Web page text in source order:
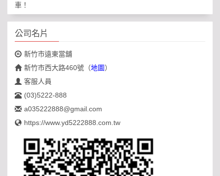
車！
公司名片
新竹市遠東當舖
新竹市西大路460號 （地圖）
客服人員
(03)5222-888
a035222888@gmail.com
https://www.yd5222888.com.tw